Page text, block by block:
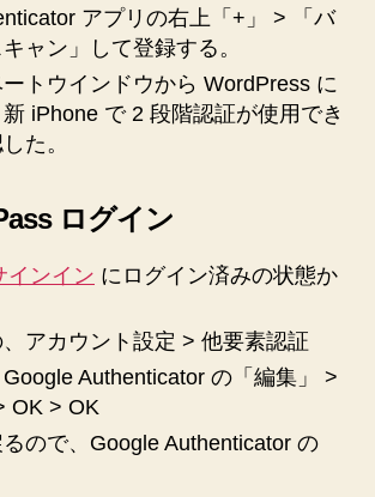
アプリの右上「+」 > 「バ
ャン」して登録する。
トウインドウから WordPress に
iPhone で 2 段階認証が使用でき
た。
ログイン
インイン にログイン済みの状態か
アカウント設定 > 他要素認証
Authenticator の「編集」 >
OK > OK
ので、Google Authenticator の